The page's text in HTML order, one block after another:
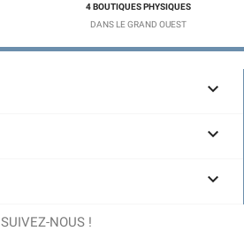
4 BOUTIQUES PHYSIQUES
DANS LE GRAND OUEST



SUIVEZ-NOUS !